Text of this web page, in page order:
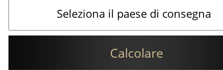
Calcolare